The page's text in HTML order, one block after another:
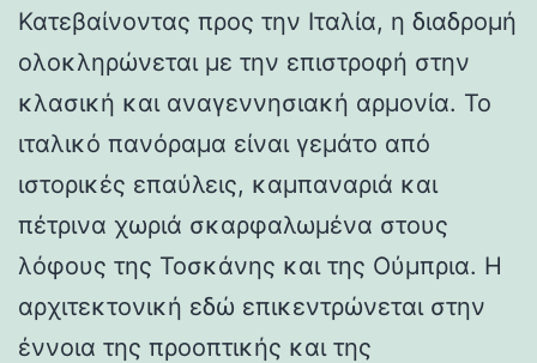
Κατεβαίνοντας προς την Ιταλία, η διαδρομή
ολοκληρώνεται με την επιστροφή στην
κλασική και αναγεννησιακή αρμονία. Το
ιταλικό πανόραμα είναι γεμάτο από
ιστορικές επαύλεις, καμπαναριά και
πέτρινα χωριά σκαρφαλωμένα στους
λόφους της Τοσκάνης και της Ούμπρια. Η
αρχιτεκτονική εδώ επικεντρώνεται στην
έννοια της προοπτικής και της